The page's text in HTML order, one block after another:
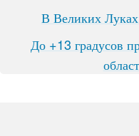
В Великих Луках
До +13 градусов